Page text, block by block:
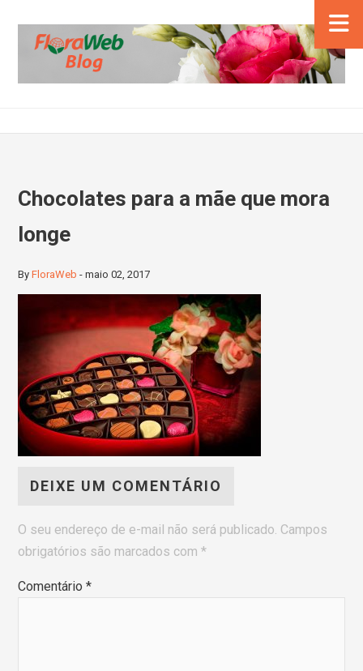
Chocolates para a mãe que mora
longe
ByFloraWeb -maio 02, 2017
DEIXE UM COMENTÁRIO
O seu endereço de e-mail não será publicado. Campos
obrigatórios são marcados com*
Comentário*